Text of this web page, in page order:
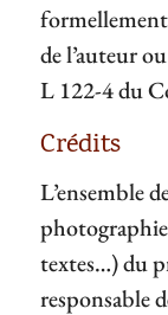
de l’auteur
L 122-4 du
Crédits
L’ensemble
textes…) du
responsable